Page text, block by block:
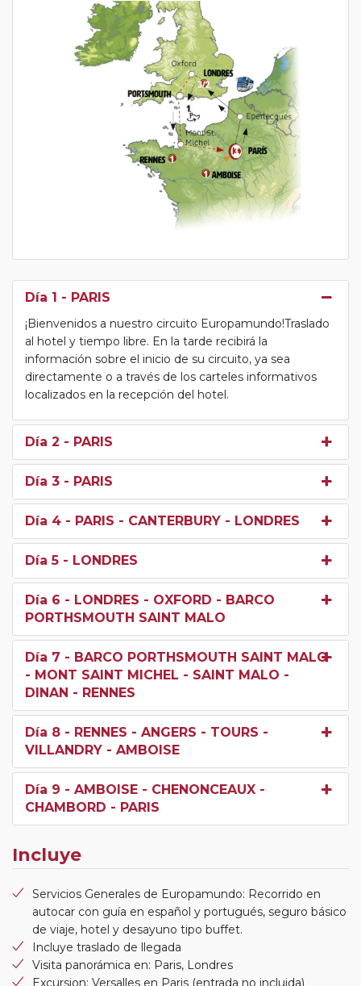
Día 1 - PARIS
¡Bienvenidos a nuestro circuito Europamundo!Traslado
al hotel y tiempo libre. En la tarde recibirá la
información sobre el inicio de su circuito, ya sea
directamente o a través de los carteles informativos
localizados en la recepción del hotel.
Día 2 - PARIS
Día 3 - PARIS
Día 4 - PARIS - CANTERBURY - LONDRES
Día 5 - LONDRES
Día 6 - LONDRES - OXFORD - BARCO
PORTHSMOUTH SAINT MALO
Día 7 - BARCO PORTHSMOUTH SAINT MALO
- MONT SAINT MICHEL - SAINT MALO -
DINAN - RENNES
Día 8 - RENNES - ANGERS - TOURS -
VILLANDRY - AMBOISE
Día 9 - AMBOISE - CHENONCEAUX -
CHAMBORD - PARIS
Incluye
Servicios Generales de Europamundo: Recorrido en
autocar con guía en español y portugués, seguro básico
de viaje, hotel y desayuno tipo buffet.
Incluye traslado de llegada
Visita panorámica en: Paris, Londres
Excursion: Versalles en Paris (entrada no incluida)